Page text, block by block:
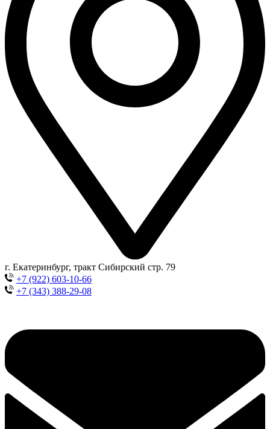
г. Екатеринбург, тракт Сибирский стр. 79
+7 (922) 603-10-66
+7 (343) 388-29-08